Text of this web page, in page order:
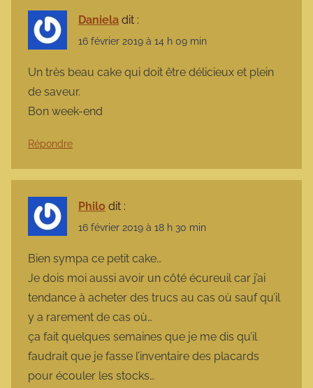
Daniela dit :
16 février 2019 à 14 h 09 min
Un très beau cake qui doit être délicieux et plein
de saveur.
Bon week-end
Répondre
Philo dit :
16 février 2019 à 18 h 30 min
Bien sympa ce petit cake…
Je dois moi aussi avoir un côté écureuil car j’ai
tendance à acheter des trucs au cas où sauf qu’il
y a rarement de cas où…
ça fait quelques semaines que je me dis qu’il
faudrait que je fasse l’inventaire des placards
pour écouler les stocks…